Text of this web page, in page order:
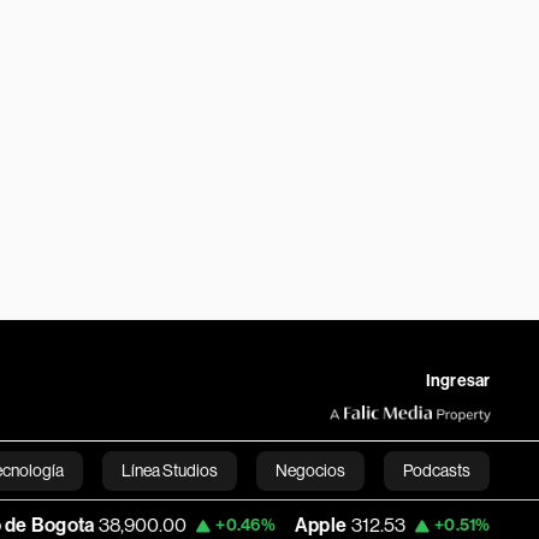
Ingresar
Línea Studios Negocios Podcasts
English+0.46% Apple 312.53 +0.51% USD COP